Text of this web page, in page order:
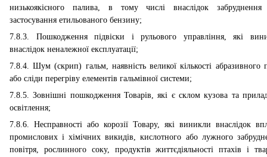
низькоякісного палива, в тому числі внаслідок забруднення
застосування етильованого бензину;
7.8.3. Пошкодження підвіски і рульового управління, які
внаслідок неналежної експлуатації;
7.8.4. Шум (скрип) гальм, наявність великої кількості абразивного
або сліди перегріву елементів гальмівної системи;
7.8.5. Зовнішні пошкодження Товарів, які є склом кузова та
освітлення;
7.8.6. Несправності або корозії Товару, які виникли внаслідок
промислових і хімічних викидів, кислотного або лужного
повітря, рослинного соку, продуктів життєдіяльності птахів і